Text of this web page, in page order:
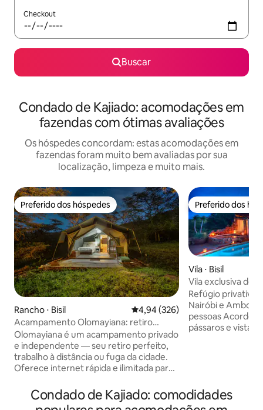
Checkout
Buscar
Condado de Kajiado: acomodações em
fazendas com ótimas avaliações
Os hóspedes concordam: estas acomodações em
fazendas foram muito bem avaliadas por sua
localização, limpeza e muito mais.
Preferido dos hóspedes
Preferido dos hóspedes
Rancho ⋅ Bisil 4,94 de uma avaliação média de
4,94 (326)
Acampamento Olomayiana: retiro
privado, caminhadas e cavalos.
Olomayiana é um acampamento privado
e independente — seu retiro perfeito,
trabalho à distância ou fuga da cidade.
Oferece internet rápida e ilimitada para
tranquilidade. Os cinco quartos com
banheiro privativo (tendas e casas de
Preferido dos
Preferido dos
Vila ⋅ Bisil
Vila exclusiva de
Nairóbi – com
Refúgio privativo
Nairóbi e
pessoas Acorde com o canto dos
pássaros e vistas
descontraído,
churrasqueira,
Condado de Kajiado: comodidades